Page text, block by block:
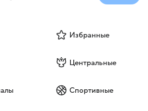
Избранные
Центральные
Спортивные